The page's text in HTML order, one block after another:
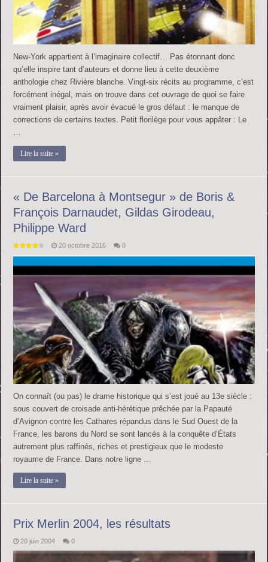
New-York appartient à l’imaginaire collectif… Pas étonnant donc
qu’elle inspire tant d’auteurs et donne lieu à cette deuxième
anthologie chez Rivière blanche. Vingt-six récits au programme, c’est
forcément inégal, mais on trouve dans cet ouvrage de quoi se faire
vraiment plaisir, après avoir évacué le gros défaut : le manque de
corrections de certains textes. Petit florilège pour vous appâter : Le
…
Lire la suite »
« De Barcelona à Montsegur » de Boris &
François Darnaudet, Gildas Girodeau,
Philippe Ward
20 octobre 2016 0
On connaît (ou pas) le drame historique qui s’est joué au 13e siècle :
sous couvert de croisade anti-hérétique prêchée par la Papauté
d’Avignon contre les Cathares répandus dans le Sud Ouest de la
France, les barons du Nord se sont lancés à la conquête d’États
autrement plus raffinés, riches et prestigieux que le modeste
royaume de France. Dans notre ligne …
Lire la suite »
Prix Merlin 2004, les résultats
20 juin 2004 0